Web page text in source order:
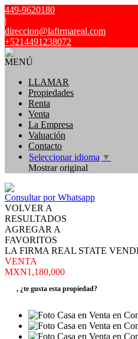
449-9620180
|
direccion@lafirmareal.com
+5214491238072
MENÚ
LLAMAR
Propiedades
Renta
Venta
La Empresa
Valuación
Contacto
Seleccionar idioma ▼
Mostrar original
Consultar por Whatsapp
VOLVER A
RESULTADOS
AGREGAR A
FAVORITOS
LA FIRMA REAL STATE
VENTA
MXN1,180,000
, ¿te gusta esta propiedad?